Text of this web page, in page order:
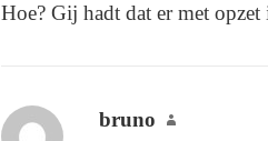
Hoe? Gij hadt dat er met
bruno schreef: